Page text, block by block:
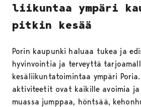
liikuntaa ympäri
pitkin kesää
Porin kaupunki haluaa tukea ja
hyvinvointia ja terveyttä
kesäliikuntatoimintaa ympäri
aktiviteetit ovat kaikille avoimia ja
muassa jumppaa, höntsää,